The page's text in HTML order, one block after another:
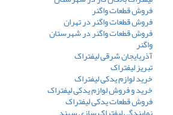
فروش قطعات واگنر
فروش قطعات واگنر در تهران
فروش قطعات واگنر در شهرستان
واگنر
آذربایجان شرقی لیفتراک
تبریز لیفتراک
خرید لوازم یدکی لیفتراک
خرید و فروش لوازم یدکی لیفتراک
فروش قطعات یدکی لیفتراک